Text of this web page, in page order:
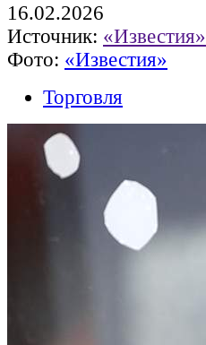
16.02.2026
Источник: «Известия»
Фото: «Известия»
Торговля